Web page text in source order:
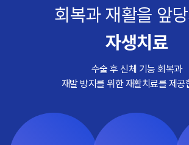
회복과 재활을 앞
자생치료
수술 후 신체 기능 회복과
재발 방지를 위한 재활치료를 제공